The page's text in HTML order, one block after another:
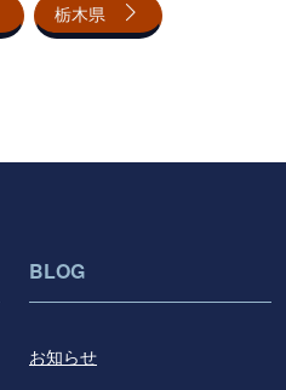
栃木県
BLOG
お知らせ